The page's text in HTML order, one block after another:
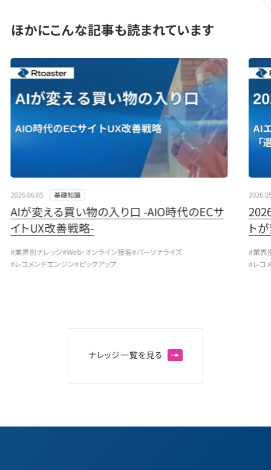
ほかにこんな記事も読まれています
" loading="lazy">
2026.06.05 基礎知識
AIが変える買い物の入り口 -AIO時代のECサ
イトUX改善戦略-
#業界別ナレッジ#Web・オンライン接客#パーソナライズ
#レコメンドエンジン#ピックアップ
"
ト
#業界
#レコ
ナレッジ一覧を 見る